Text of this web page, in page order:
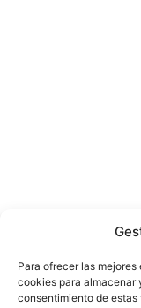
Para ofrecer las
cookies para almacenar
consentimiento de